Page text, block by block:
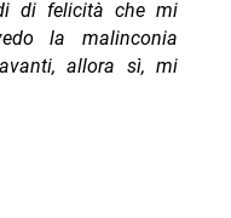
di felicità che mi
la malinconia
allora sì, mi